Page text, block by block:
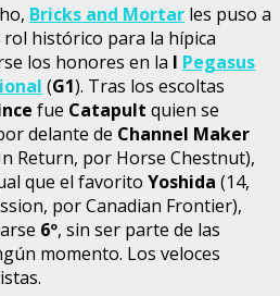
Bricks and Mortar les puso a
histórico para la hípica
los honores en la I Pegasus
(G1). Tras los escoltas
fue Catapult quien se
delante de Channel Maker
Return, por Horse Chestnut),
que el favorito Yoshida (14,
por Canadian Frontier),
6º, sin ser parte de las
momento. Los veloces